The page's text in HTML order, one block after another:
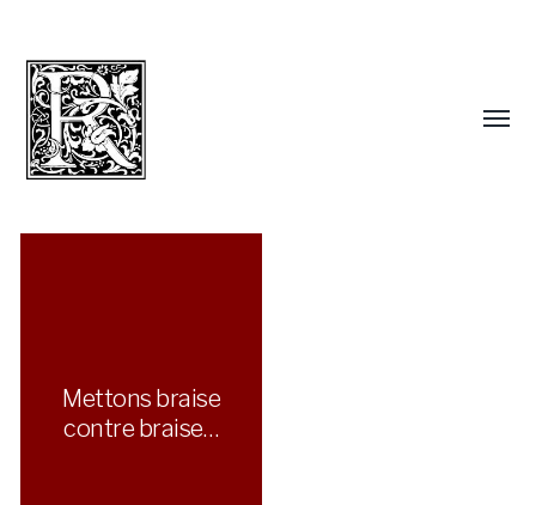
Mettons braise
contre braise…